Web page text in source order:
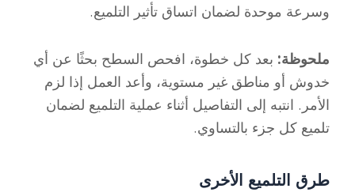
وسرعة موحدة لضمان اتساق تأثير التلميع.
ملحوظة: بعد كل خطوة، افحص السطح بحثًا عن أي
خدوش أو مناطق غير مستوية، وأعد العمل إذا لزم
الأمر. انتبه إلى التفاصيل أثناء عملية التلميع لضمان
تلميع كل جزء بالتساوي.
طرق التلميع الأخرى